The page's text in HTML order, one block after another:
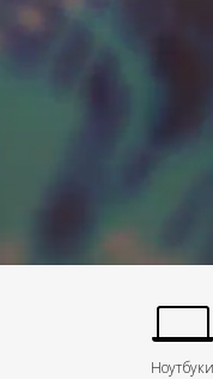
Ноутбуки